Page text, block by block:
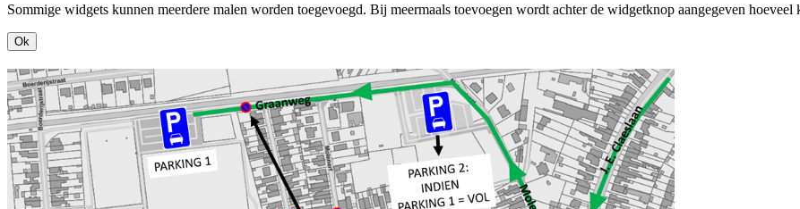
Sommige widgets kunnen meerdere malen worden toegevoegd. Bij meermaals toevoegen wordt achter de widgetknop aangegeven hoeveel
Ok